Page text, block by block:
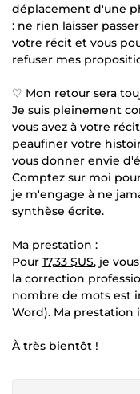
déplacement d'une
: ne rien laisser
votre récit et vous
refuser mes
♡ Mon retour sera
Je suis pleinement
vous avez à votre
peaufiner votre
vous donner envie
Comptez sur moi
je m'engage à ne
synthèse écrite.
Ma prestation :
Pour 17,33 $US, je
la correction
nombre de mots est
Word). Ma
À très bientôt !